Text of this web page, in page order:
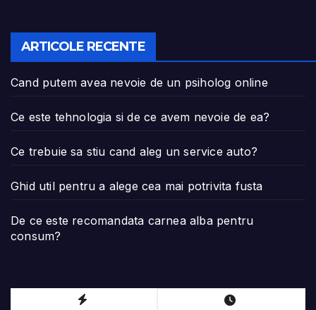
ARTICOLE RECENTE
Cand putem avea nevoie de un psiholog online
Ce este tehnologia si de ce avem nevoie de ea?
Ce trebuie sa stiu cand aleg un service auto?
Ghid util pentru a alege cea mai potrivita fusta
De ce este recomandata carnea alba pentru
consum?